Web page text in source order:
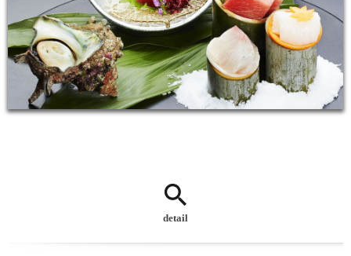
detail